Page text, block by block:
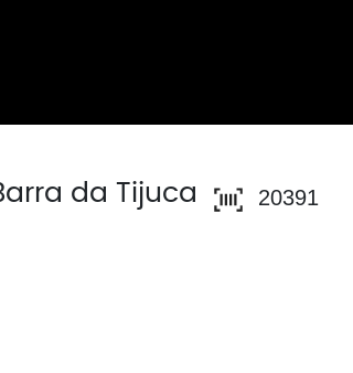
da Tijuca 20391